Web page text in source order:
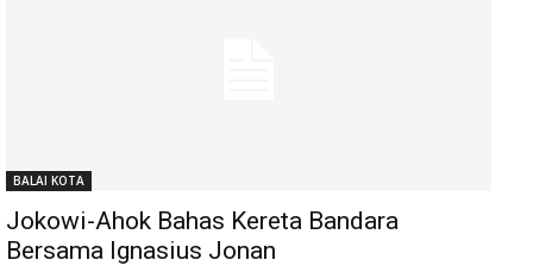
BALAI KOTA
Jokowi-Ahok Bahas Kereta Bandara
Bersama Ignasius Jonan